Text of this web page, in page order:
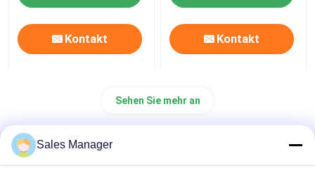
Kontakt Kontakt
Sehen Sie mehr an
Startseite Über uns
Sitemap
Privacy policy
Sales Manager